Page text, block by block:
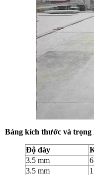
Bảng kích thước và
Độ dày
3.5 mm
3.5 mm